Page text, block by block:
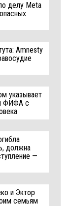
делу Meta
Amnesty
указывает
ФИФА с
должна
—
и Эктор
семьям